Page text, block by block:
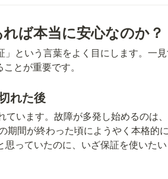
ば本当に安心なのか？
という言葉をよく目にします。一
とが重要です。
れた後
います。故障が多発し始めるのは
間が終わった頃にようやく本格的
っていたのに、いざ保証を使いた